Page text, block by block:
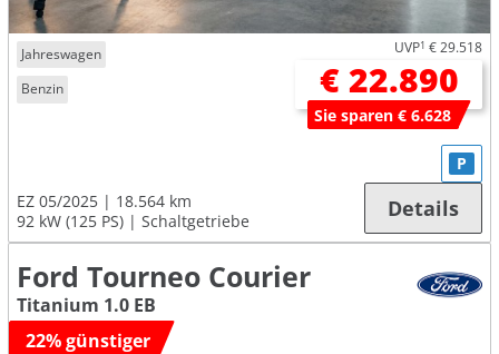
Jahreswagen
Benzin
UVP1 € 29.518
€ 22.890
Sie sparen € 6.628
EZ 05/2025
18.564 km
92 kW (125 PS)
Schaltgetriebe
P
Details
Ford Tourneo Courier
Titanium 1.0 EB
22% günstiger